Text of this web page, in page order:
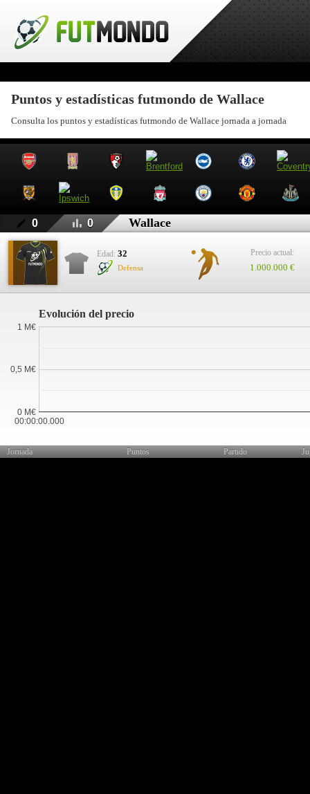
Puntos y estadísticas futmondo de Wallace
Consulta los puntos y estadísticas futmondo de Wallace jornada a jornada
0 0 Wallace
Edad: 32
Defensa
Precio actual:
1.000.000 €
Evolución del precio
00:00:00.000
0 M€
0,5 M€
1 M€
Jornada Puntos Partido